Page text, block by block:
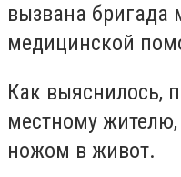
вызвана бригада
медицинской
Как выяснилось,
местному
ножом в живот.